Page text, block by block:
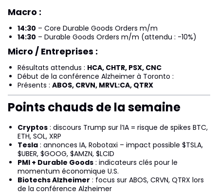
Macro :
14:30 – Core Durable Goods Orders m/m
14:30 – Durable Goods Orders m/m (attendu : -10%)
Micro / Entreprises :
Résultats attendus : HCA, CHTR, PSX, CNC
Début de la conférence Alzheimer à Toronto :
Présents : ABOS, CRVN, MRVL:CA, QTRX
Points chauds de la semaine
Cryptos : discours Trump sur l’IA = risque de spikes BTC,
ETH, SOL, XRP
Tesla : annonces IA, Robotaxi – impact possible $TSLA,
$UBER, $GOOG, $AMZN, $LCID
PMI + Durable Goods : indicateurs clés pour le
momentum économique U.S.
Biotechs Alzheimer : focus sur ABOS, CRVN, QTRX lors
de la conférence Alzheimer